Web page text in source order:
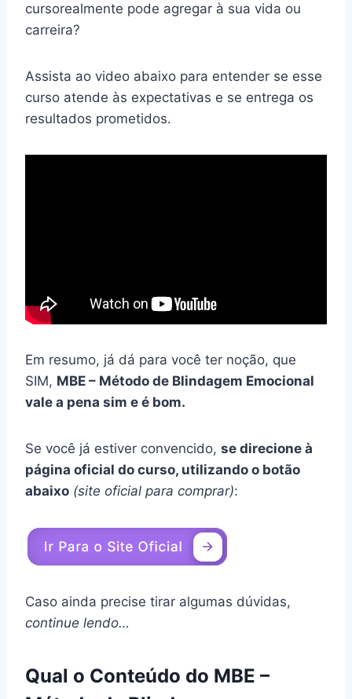
cursorealmente pode agregar à sua vida ou
carreira?
Assista ao video abaixo para entender se esse
curso atende às expectativas e se entrega os
resultados prometidos.
Em resumo, já dá para você ter noção, que
SIM, MBE – Método de Blindagem Emocional
vale a pena sim e é bom.
Se você já estiver convencido, se direcione à
página oficial do curso, utilizando o botão
abaixo (site oficial para comprar):
Caso ainda precise tirar algumas dúvidas,
continue lendo…
Qual o Conteúdo do MBE –